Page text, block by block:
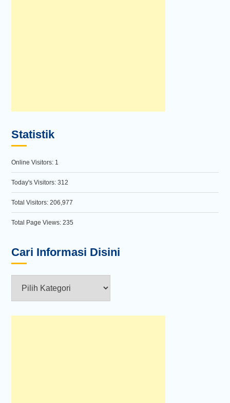
Statistik
Online Visitors: 1
Today's Visitors:312
Total Visitors:206,977
Total Page Views:235
Cari Informasi Disini
Informasi
Disini